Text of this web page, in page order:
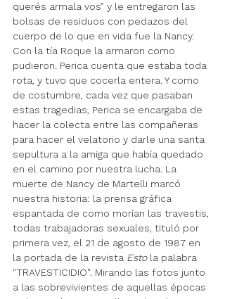
querés armala vos” y le entregaron las
bolsas de residuos con pedazos del
cuerpo de lo que en vida fue la Nancy.
Con la tía Roque la armaron como
pudieron. Perica cuenta que estaba toda
rota, y tuvo que cocerla entera. Y como
de costumbre, cada vez que pasaban
estas tragedias, Perica se encargaba de
hacer la colecta entre las compañeras
para hacer el velatorio y darle una santa
sepultura a la amiga que había quedado
en el camino por nuestra lucha. La
muerte de Nancy de Martelli marcó
nuestra historia: la prensa gráfica
espantada de como morían las travestis,
todas trabajadoras sexuales, tituló por
primera vez, el 21 de agosto de 1987 en
la portada de la revista Esto la palabra
"TRAVESTICIDIO". Mirando las fotos junto
a las sobrevivientes de aquellas épocas